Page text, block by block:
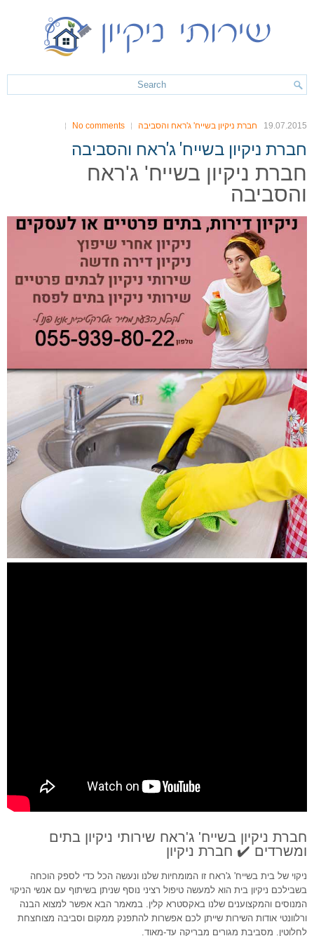
19.07.2015 חברת ניקיון בשייח' ג'ראח והסביבה No comments
חברת ניקיון בשייח' ג'ראח והסביבה
חברת ניקיון בשייח' ג'ראח
והסביבה
חברת ניקיון בשייח' ג'ראח שירותי ניקיון בתים
ומשרדים ✔️ חברת ניקיון
ניקוי של בית בשייח' ג'ראח זו המומחיות שלנו ונעשה הכל כדי לספק הוכחה
בשבילכם ניקיון בית הוא למעשה טיפול רציני נוסף שניתן בשיתוף עם אנשי הניקוי
המנוסים והמקצוענים שלנו באקסטרא קלין. במאמר הבא אפשר למצוא הבנה
ורלוונטי אודות השירות שייתן לכם אפשרות להתפנק ממקום וסביבה מצוחצחת
לחלוטין. מסביבת מגורים מבריקה עד-מאוד.